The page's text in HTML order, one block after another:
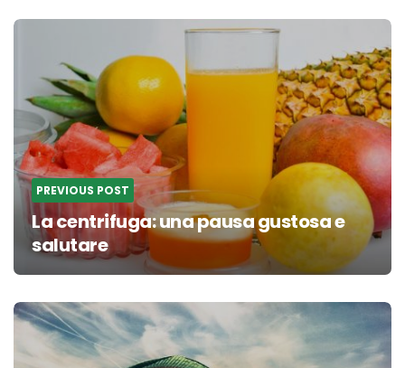
Post
navigation
PREVIOUS POST
La centrifuga: una pausa gustosa e
salutare